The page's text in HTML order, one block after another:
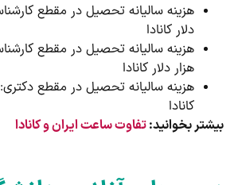
دلار کانادا
هزار دلار کانادا
کانادا
بیشتر بخوانید:تفاوت ساعت ایران و کانادا